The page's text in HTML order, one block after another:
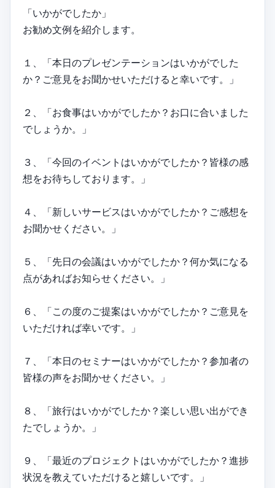
「いかがでしたか」
お勧め文例を紹介します。
１、「本日のプレゼンテーションはいかがでした
か？ご意見をお聞かせいただけると幸いです。」
２、「お食事はいかがでしたか？お口に合いました
でしょうか。」
３、「今回のイベントはいかがでしたか？皆様の感
想をお待ちしております。」
４、「新しいサービスはいかがでしたか？ご感想を
お聞かせください。」
５、「先日の会議はいかがでしたか？何か気になる
点があればお知らせください。」
６、「この度のご提案はいかがでしたか？ご意見を
いただければ幸いです。」
７、「本日のセミナーはいかがでしたか？参加者の
皆様の声をお聞かせください。」
８、「旅行はいかがでしたか？楽しい思い出ができ
たでしょうか。」
９、「最近のプロジェクトはいかがでしたか？進捗
状況を教えていただけると嬉しいです。」